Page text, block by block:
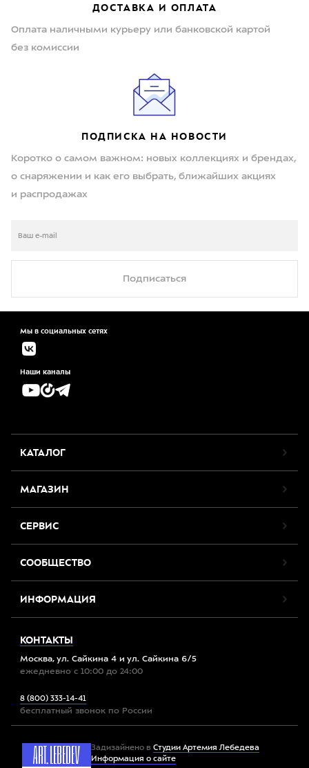
ДОСТАВКА И ОПЛАТА
Оплата наличными курьеру или банковской картой
без комиссии
ПОДПИСКА НА НОВОСТИ
Коротко о самом важном: новых коллекциях и брендах,
о снаряжении и как его выбрать, ближайших акциях
и распродажах
Подписаться
Мы в социальных сетях
Наши каналы
КАТАЛОГ
МАГАЗИН
СЕРВИС
СООБЩЕСТВО
ИНФОРМАЦИЯ
КОНТАКТЫ
Москва, ул. Сайкина 4 и ул. Сайкина 6/5
ежедневно с 10:00 до 24:00
8 (800) 333-14-41
бесплатный звонок по России
Задизайнено в Студии Артемия Лебедева
Информация о сайте